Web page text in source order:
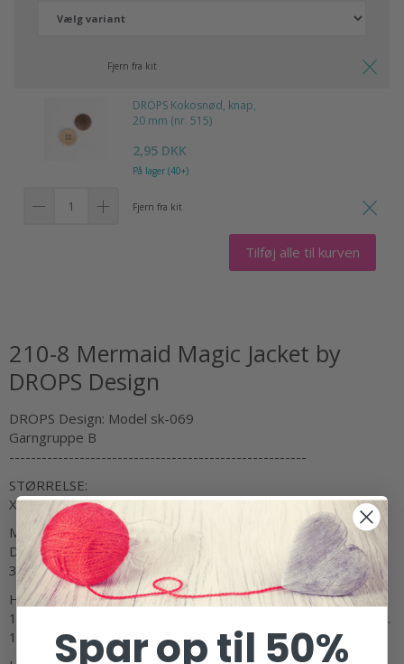
Fjern fra kit
DROPS Kokosnød, knap,
20 mm (nr. 515)
2,95 DKK
På lager (40+)
Fjern fra kit
Tilføj alle til kurven
210-8 Mermaid Magic Jacket by
DROPS Design
DROPS Design: Model sk-069
Garngruppe B
-------------------------------------------------------
STØRRELSE:
XS/S - M - L - XL - XXL - XXXL
MATERIALER:
DROPS SKY fra Garnstudio (tilhører garngruppe B)
300-350-350-400-450-500 g farve 15, lys mint
HÆKLEFASTHED:
16 stangmasker i bredden og 8 rækker i højden = 10 x 10 cm.
1 rapport A.1a skal måle 3 cm i bredden.
Spar op til 50%